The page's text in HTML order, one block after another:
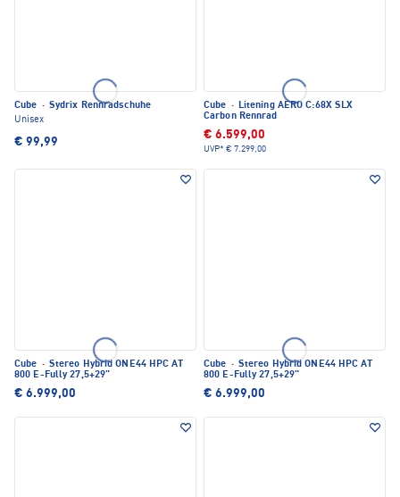
Cube · Sydrix Rennradschuhe
Unisex
€ 99,99
Cube · Litening AERO C:68X SLX
Carbon Rennrad
€ 6.599,00
UVP* € 7.299,00
Cube · Stereo Hybrid ONE44 HPC AT
800 E-Fully 27,5+29"
€ 6.999,00
Cube · Stereo Hybrid ONE44 HPC AT
800 E-Fully 27,5+29"
€ 6.999,00